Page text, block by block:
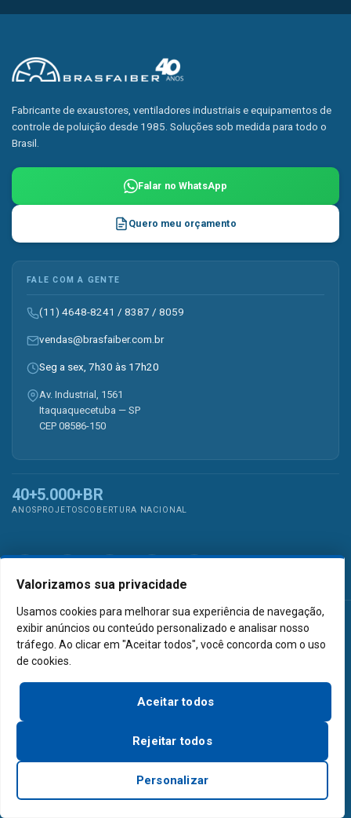
Valorizamos sua privacidade
Usamos cookies para melhorar sua experiência de navegação,
exibir anúncios ou conteúdo personalizado e analisar nosso
tráfego. Ao clicar em "Aceitar todos", você concorda com o uso
de cookies.
Personalizar
Rejeitar todos
Aceitar todos
Fabricante de exaustores, ventiladores industriais e equipamentos de
controle de poluição desde 1985. Soluções sob medida para todo o
Brasil.
Falar no WhatsApp
Quero meu orçamento
FALE COM A GENTE
(11) 4648-8241 / 8387 / 8059
vendas@brasfaiber.com.br
Seg a sex, 7h30 às 17h20
Av. Industrial, 1561
Itaquaquecetuba — SP
CEP 08586-150
40+
ANOS
5.000+
PROJETOS
BR
COBERTURA NACIONAL
EXAUSTOR INDUSTRIAL — AXIAIS
Exaustor Axial
Exaustor Axial a Prova de Explosão